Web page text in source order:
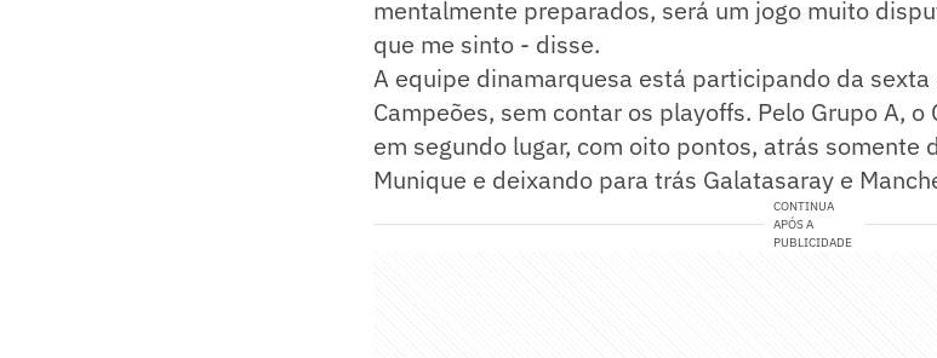
mentalmente preparados, será um jogo muito
que me sinto - disse.
A equipe dinamarquesa está participando da sexta
Campeões, sem contar os playoffs. Pelo Grupo A,
em segundo lugar, com oito pontos, atrás somente
Munique e deixando para trás Galatasaray e
CONTINUA
APÓS A
PUBLICIDADE